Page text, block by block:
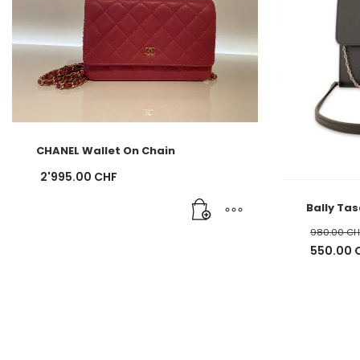
CHANEL Wallet On Chain
2'995.00 CHF
Bally
980.00
550.00